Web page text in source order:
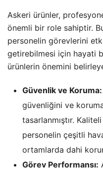
Askeri ürünler,
önemli bir role sahiptir.
personelin görevlerini
getirebilmesi için hayati
ürünlerin önemini
Güvenlik ve Koruma:
güvenliğini ve
tasarlanmıştır.
personelin çeşitli
ortamlarda dahi
Görev Performansı: